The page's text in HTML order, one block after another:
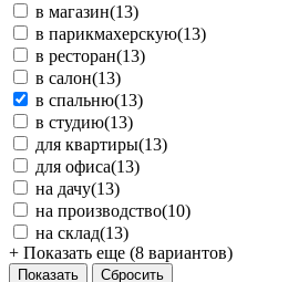
в магазин(13)
в парикмахерскую(13)
в ресторан(13)
в салон(13)
в спальню(13)
в студию(13)
для квартиры(13)
для офиса(13)
на дачу(13)
на производство(10)
на склад(13)
+ Показать еще (8 вариантов)